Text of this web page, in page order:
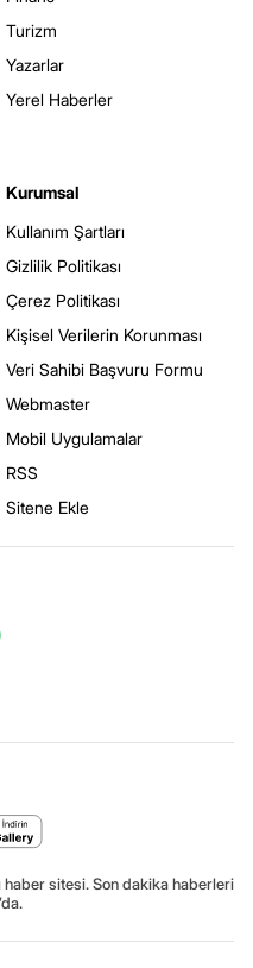
Turizm
Yazarlar
Yerel Haberler
Kurumsal
Kullanım Şartları
Gizlilik Politikası
Çerez Politikası
Kişisel Verilerin Korunması
Veri Sahibi Başvuru Formu
Webmaster
Mobil Uygulamalar
RSS
Sitene Ekle
haber sitesi. Son dakika haberleri